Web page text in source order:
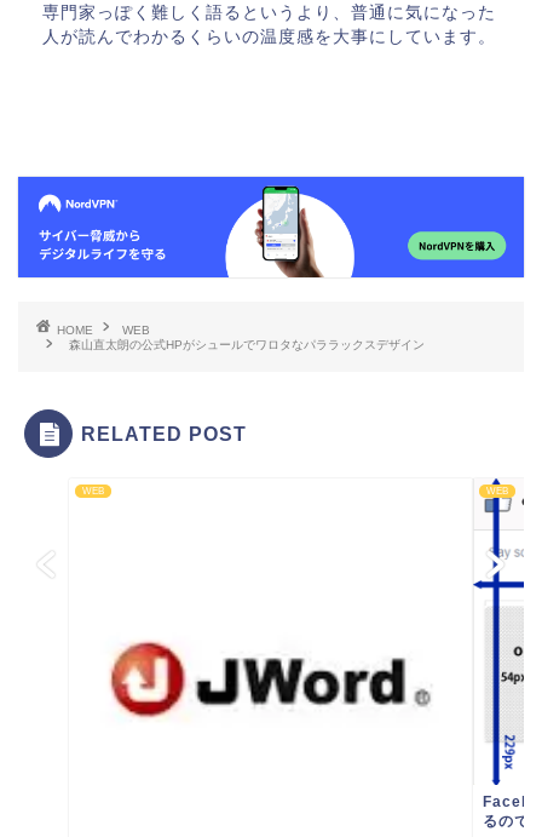
専門家っぽく難しく語るというより、普通に気になった
人が読んでわかるくらいの温度感を大事にしています。
HOME
WEB
森山直太朗の公式HPがシュールでワロタなパララックスデザイン
RELATED POST
WEB WEB
るので